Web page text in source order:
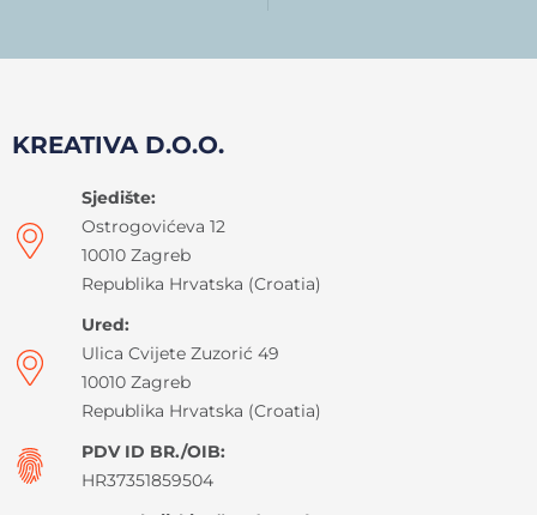
KREATIVA D.O.O.
Sjedište:
Ostrogovićeva 12
10010 Zagreb
Republika Hrvatska (Croatia)
Ured:
Ulica Cvijete Zuzorić 49
10010 Zagreb
Republika Hrvatska (Croatia)
PDV ID BR./OIB:
HR37351859504